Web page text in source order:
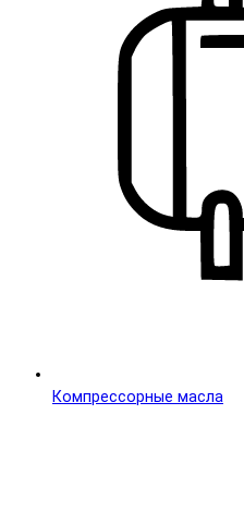
Компреccорные масла